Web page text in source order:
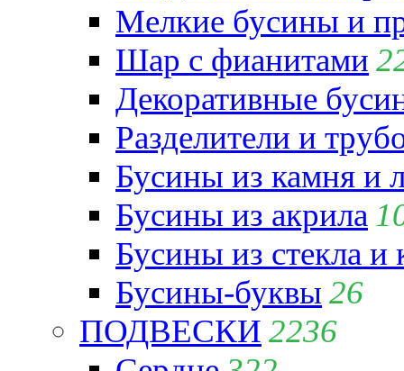
Мелкие бусины и
Шар с фианитами
Декоративные
Разделители и
Бусины из камня и
Бусины из акрила
Бусины из стекла и
Бусины-буквы 26
ПОДВЕСКИ 2236